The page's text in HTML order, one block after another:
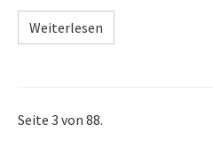
Weiterlesen
Seite 3 von 88.